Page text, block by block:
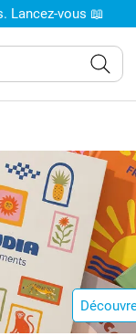
Lancez-vous 📖